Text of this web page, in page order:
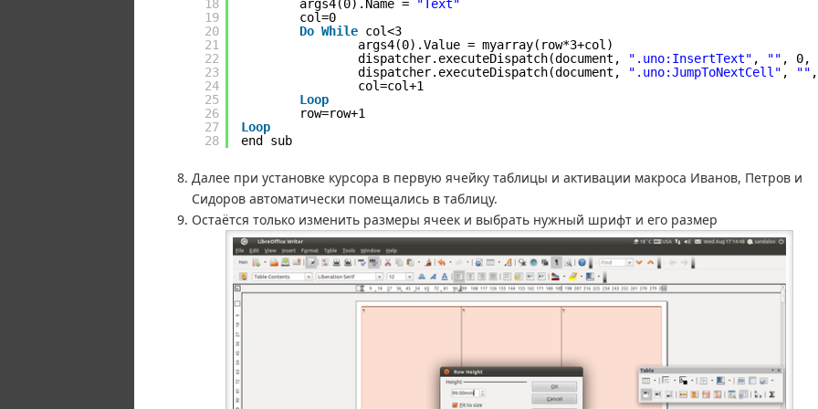
18
19
20
21
22
23
24
25
26
27
28
args4(0).Name =
"Text"
col=0
Do While col<3
args4(0).Value = myarray(row*3+col)
dispatcher.executeDispatch(document,
".uno:InsertText" , "" , 0,
dispatcher.executeDispatch(document,
".uno:JumpToNextCell" , ""
col=col+1
Loop
row=row+1
Loop
end sub
Далее при установке курсора в первую ячейку таблицы и активации макроса Иванов, Петров и
Сидоров автоматически помещались в таблицу.
Остаётся только изменить размеры ячеек и выбрать нужный шрифт и его размер